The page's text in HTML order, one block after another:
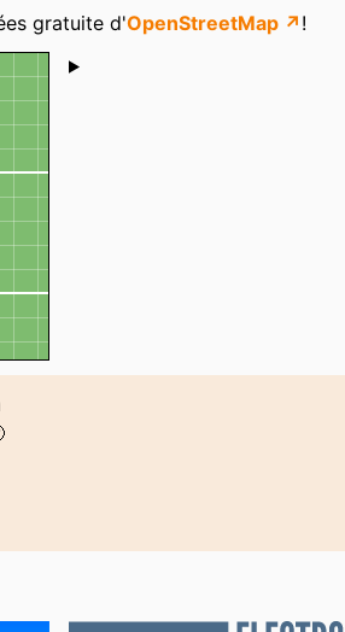
gratuite d'OpenStreetMap ↗ !
Shoutbox